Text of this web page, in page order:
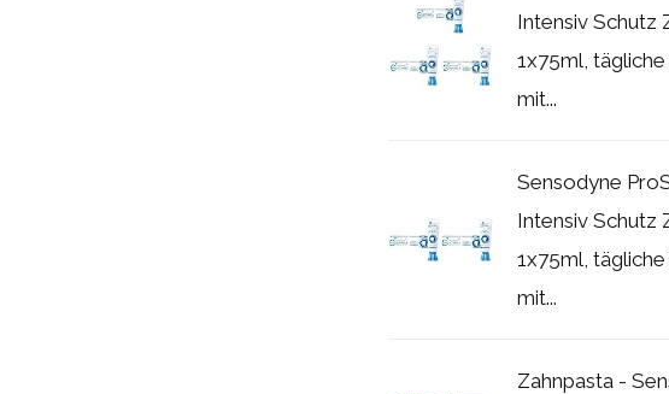
Intensiv Schutz
1x75ml,
mit...
Sensodyne
Intensiv Schutz
1x75ml,
mit...
Zahnpasta -